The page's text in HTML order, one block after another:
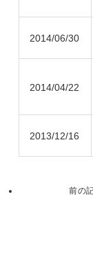
2014/06/30
2014/04/22
2013/12/16